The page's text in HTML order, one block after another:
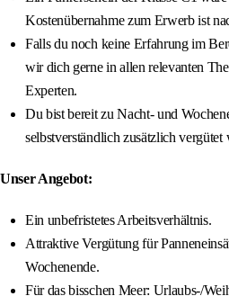
Kostenübernahme zum Erwerb ist
Falls du noch keine Erfahrung im
wir dich gerne in allen relevanten
Experten.
Du bist bereit zu Nacht- und
selbstverständlich zusätzlich vergütet
Unser Angebot:
Ein unbefristetes Arbeitsverhältnis.
Attraktive Vergütung für
Wochenende.
Für das bisschen Meer: Urlaubs-/